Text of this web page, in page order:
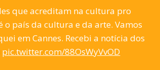
que acreditam na cultura pro
o país da cultura e da arte. Vamos
em Cannes. Recebi a notícia dos
pic.twitter.com/88OsWyVvOD